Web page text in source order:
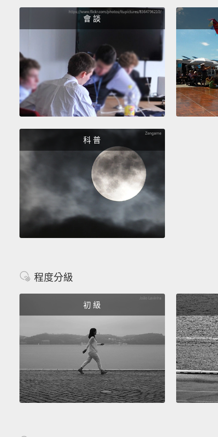
會 談
科 普
程度分級
初 級